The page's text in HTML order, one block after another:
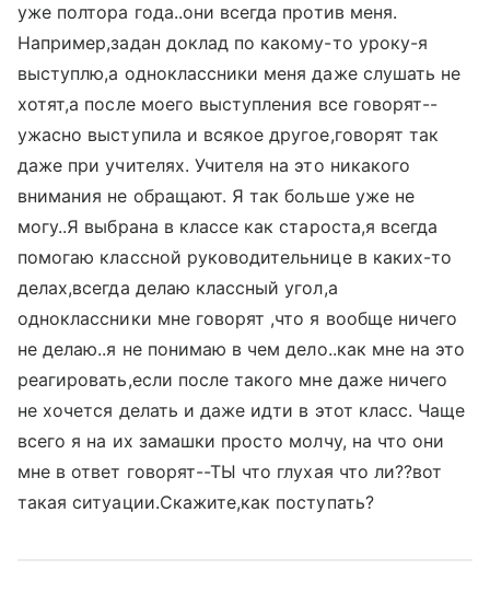
уже полтора года..они всегда против меня.
Например,задан доклад по какому-то уроку-я
выступлю,а одноклассники меня даже слушать не
хотят,а после моего выступления все говорят--
ужасно выступила и всякое другое,говорят так
даже при учителях. Учителя на это никакого
внимания не обращают. Я так больше уже не
могу..Я выбрана в классе как староста,я всегда
помогаю классной руководительнице в каких-то
делах,всегда делаю классный угол,а
одноклассники мне говорят ,что я вообще ничего
не делаю..я не понимаю в чем дело..как мне на это
реагировать,если после такого мне даже ничего
не хочется делать и даже идти в этот класс. Чаще
всего я на их замашки просто молчу, на что они
мне в ответ говорят--ТЫ что глухая что ли??вот
такая ситуации.Скажите,как поступать?